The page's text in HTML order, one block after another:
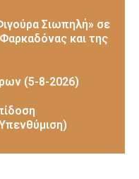
Σιωπηλή» σε
και της
(5-8-2026)